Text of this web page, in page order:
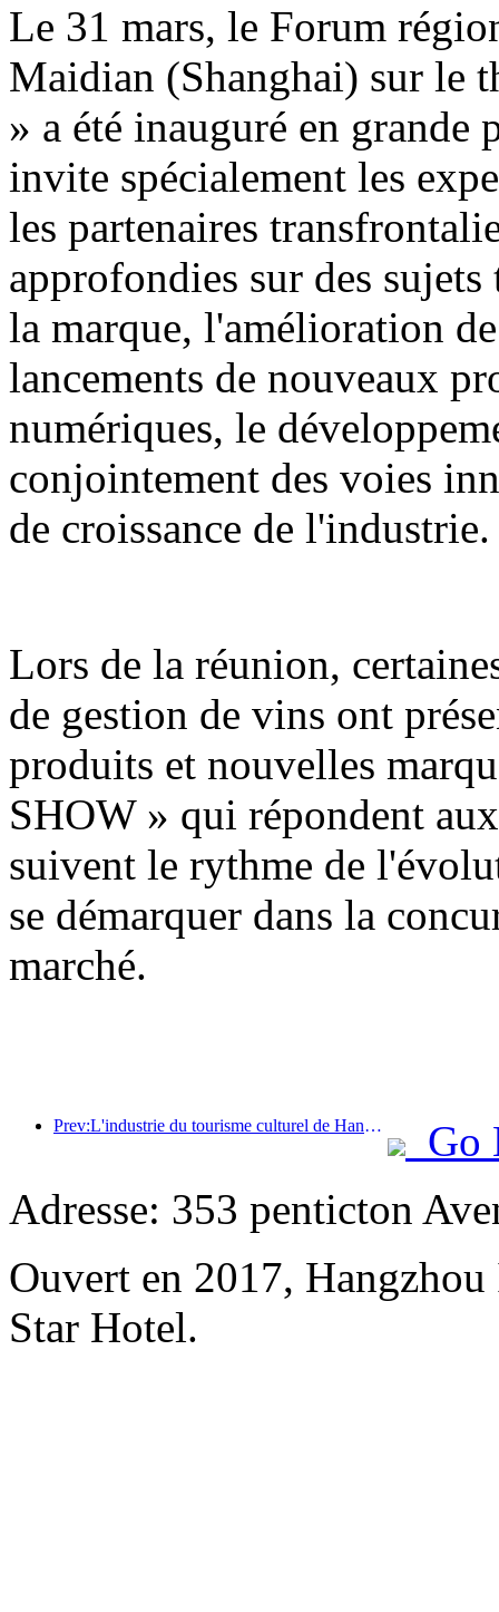
Le 31 mars, le Forum
Maidian (Shanghai) sur le
» a été inauguré en grande
invite spécialement les
les partenaires
approfondies sur des
la marque, l'amélioration
lancements de nouveaux
numériques, le
conjointement des voies
de croissance de l'industrie.
Lors de la réunion,
de gestion de vins ont
produits et nouvelles
SHOW » qui répondent
suivent le rythme de
se démarquer dans la
marché.
Prev:L'industrie du tourisme culturel de Hangzhou prospérera en 2024 : la valeur ajoutée culturelle dépassera 340 milliards et le nombre de touristes entrants doublera
Go
Adresse: 353 penticton
Ouvert en 2017,
Star Hotel.